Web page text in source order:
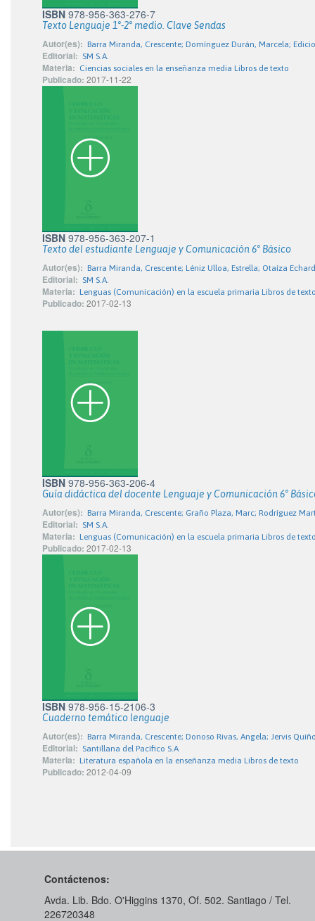
ISBN 978-956-363-276-7
Texto Lenguaje 1°-2° medio. Clave Sendas
Autor(es): Barra Miranda, Crescente; Domínguez Durán, Marcela;
Editorial: SM S.A.
Materia: Ciencias sociales en la enseñanza media Libros de texto
Publicado: 2017-11-22
ISBN 978-956-363-207-1
Texto del estudiante Lenguaje y Comunicación 6° Básico
Autor(es): Barra Miranda, Crescente; Léniz Ulloa, Estrella; Otaíza
Editorial: SM S.A.
Materia: Lenguas (Comunicación) en la escuela primaria Libros de
Publicado: 2017-02-13
ISBN 978-956-363-206-4
Guía didáctica del docente Lenguaje y Comunicación 6°
Autor(es): Barra Miranda, Crescente; Graño Plaza, Marc; Rodríguez
Editorial: SM S.A.
Materia: Lenguas (Comunicación) en la escuela primaria Libros de
Publicado: 2017-02-13
ISBN 978-956-15-2106-3
Cuaderno temático lenguaje
Autor(es): Barra Miranda, Crescente; Donoso Rivas, Angela; Jervis
Editorial: Santillana del Pacífico S.A
Materia: Literatura española en la enseñanza media Libros de texto
Publicado: 2012-04-09
Contáctenos:
Avda. Lib. Bdo. O'Higgins 1370, Of. 502. Santiago / Tel.
226720348